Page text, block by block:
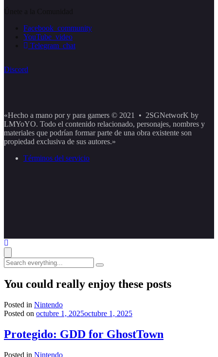
Facebook_community
YouTube_video
Telegram_chat
Discord
«Hecho a mano por y para gamers © 2021 • 2SGNetworK by
LMYoYO. Todo el contenido relacionado, personajes, nombres y
materiales que podrían formar parte de una obra existente son
propiedad exclusiva de sus autores.»
Términos del servicio
Search
everything...
You could really enjoy these posts
Posted in Nintendo
Posted on octubre 1, 2025octubre 1, 2025
Protegido: GDD for GhostTown
Posted in Nintendo